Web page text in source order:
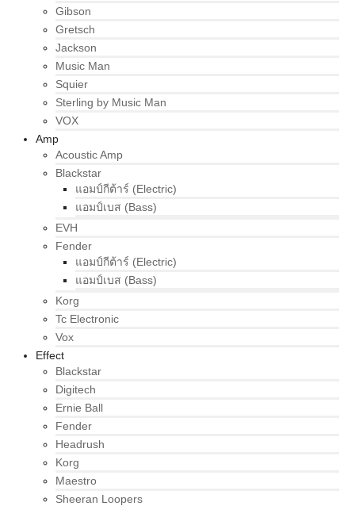
Gibson
Gretsch
Jackson
Music Man
Squier
Sterling by Music Man
VOX
Amp
Acoustic Amp
Blackstar
แอมป์กีต้าร์ (Electric)
แอมป์เบส (Bass)
EVH
Fender
แอมป์กีต้าร์ (Electric)
แอมป์เบส (Bass)
Korg
Tc Electronic
Vox
Effect
Blackstar
Digitech
Ernie Ball
Fender
Headrush
Korg
Maestro
Sheeran Loopers